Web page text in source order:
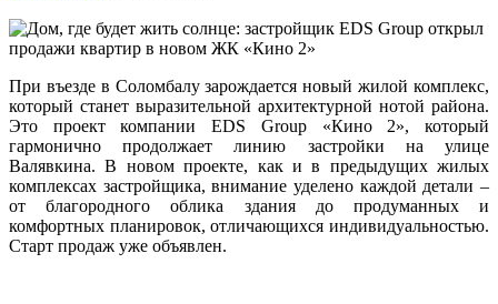
При въезде в Соломбалу зарождается новый жилой комплекс,
который станет выразительной архитектурной нотой района.
Это проект компании EDS Group «Кино 2», который
гармонично продолжает линию застройки на улице
Валявкина. В новом проекте, как и в предыдущих жилых
комплексах застройщика, внимание уделено каждой детали –
от благородного облика здания до продуманных и
комфортных планировок, отличающихся индивидуальностью.
Старт продаж уже объявлен.